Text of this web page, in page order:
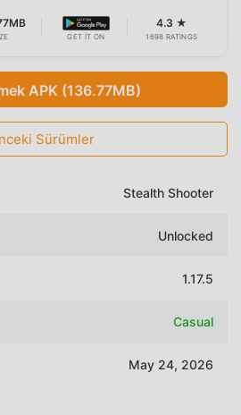
GET IT ON
4.3 ★
1698 RATINGS
APK (136.77MB)
Sürümler
Stealth Shooter
Unlocked
1.17.5
Casual
May 24, 2026